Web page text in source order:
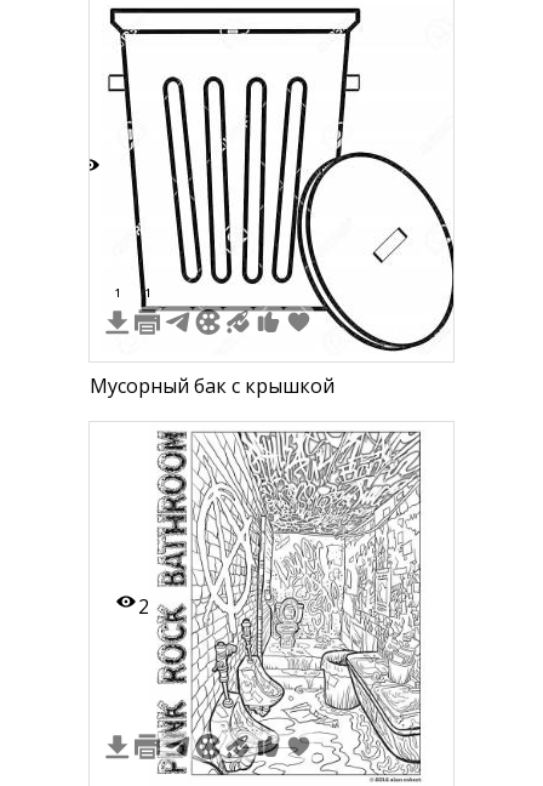
1 1
Мусорный бак с крышкой
2